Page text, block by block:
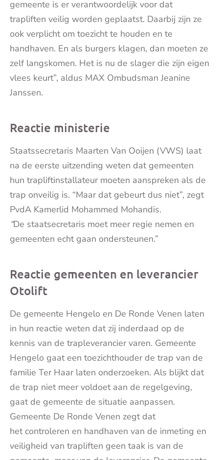
gemeente is er verantwoordelijk voor dat
trapliften veilig worden geplaatst. Daarbij zijn ze
ook verplicht om toezicht te houden en te
handhaven. En als burgers klagen, dan moeten ze
zelf langskomen. Het is nu de slager die zijn eigen
vlees keurt”, aldus MAX Ombudsman Jeanine
Janssen.
Reactie ministerie
Staatssecretaris Maarten Van Ooijen (VWS) laat
na de eerste uitzending weten dat gemeenten
hun trapliftinstallateur moeten aanspreken als de
trap onveilig is. “Maar dat gebeurt dus niet”, zegt
PvdA Kamerlid Mohammed Mohandis.
“De staatsecretaris moet meer regie nemen en
gemeenten echt gaan ondersteunen.”
Reactie gemeenten en leverancier
Otolift
De gemeente Hengelo en De Ronde Venen laten
in hun reactie weten dat zij inderdaad op de
kennis van de trapleverancier varen. Gemeente
Hengelo gaat een toezichthouder de trap van de
familie Ter Haar laten onderzoeken. Als blijkt dat
de trap niet meer voldoet aan de regelgeving,
gaat de gemeente de situatie aanpassen.
Gemeente De Ronde Venen zegt dat
het controleren en handhaven van de inmeting en
veiligheid van trapliften geen taak is van de